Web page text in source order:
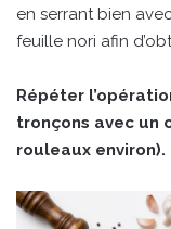
en serrant bien
feuille nori afin
Répéter
tronçons avec un
rouleaux environ).